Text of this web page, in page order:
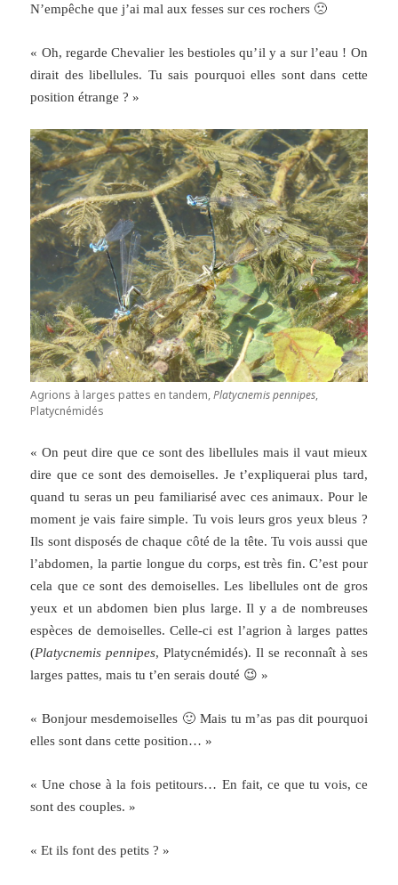
N’empêche que j’ai mal aux fesses sur ces rochers 🙁
« Oh, regarde Chevalier les bestioles qu’il y a sur l’eau ! On
dirait des libellules. Tu sais pourquoi elles sont dans cette
position étrange ? »
Agrions à larges pattes en tandem,Platycnemis pennipes,
Platycnémidés
« On peut dire que ce sont des libellules mais il vaut mieux
dire que ce sont des demoiselles. Je t’expliquerai plus tard,
quand tu seras un peu familiarisé avec ces animaux. Pour le
moment je vais faire simple. Tu vois leurs gros yeux bleus ?
Ils sont disposés de chaque côté de la tête. Tu vois aussi que
l’abdomen, la partie longue du corps, est très fin. C’est pour
cela que ce sont des demoiselles. Les libellules ont de gros
yeux et un abdomen bien plus large. Il y a de nombreuses
espèces de demoiselles. Celle-ci est l’agrion à larges pattes
(Platycnemis pennipes, Platycnémidés). Il se reconnaît à ses
larges pattes, mais tu t’en serais douté 😉 »
« Bonjour mesdemoiselles 🙂 Mais tu m’as pas dit pourquoi
elles sont dans cette position… »
« Une chose à la fois petitours… En fait, ce que tu vois, ce
sont des couples. »
« Et ils font des petits ? »